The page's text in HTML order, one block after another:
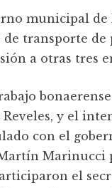
municipal
transporte de
a otras tres
y el
con el
el